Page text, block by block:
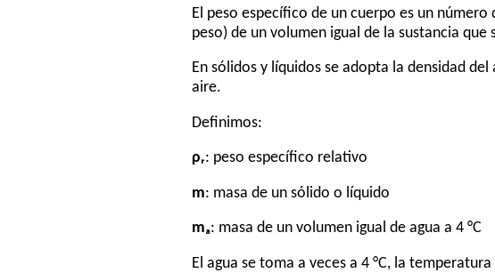
El peso específico de un cuerpo es un
peso) de un volumen igual de la sustancia
En sólidos y líquidos se adopta la densidad
aire.
Definimos:
ρᵣ: peso específico relativo
m: masa de un sólido o líquido
mₐ: masa de un volumen igual de agua a 4 °C
El agua se toma a veces a 4 °C, la